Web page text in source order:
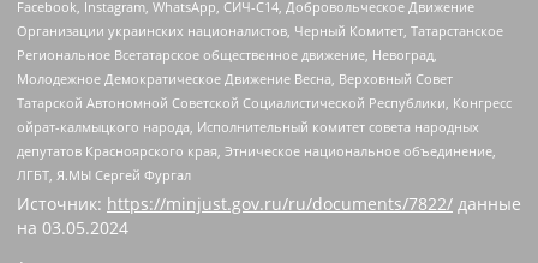
Facebook, Instagram, WhatsApp, СИЧ-С14, Добровольческое Движение
Организации украинских националистов, Черный Комитет, Татарстанское
Региональное Всетатарское общественное движение, Невоград,
Молодежное Демократическое Движение Весна, Верховный Совет
Татарской Автономной Советской Социалистической Республики, Конгресс
ойрат-калмыцкого народа, Исполнительный комитет совета народных
депутатов Красноярского края, Этническое национальное объединение,
ЛГБТ, Я.МЫ Сергей Фургал
Источник: https://minjust.gov.ru/ru/documents/7822/ данные
на 03.05.2024